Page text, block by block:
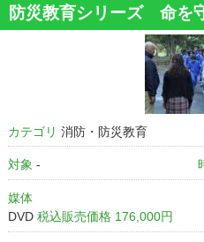
防災教育シリーズ 命を
カテゴリ 消防・防災教育
対象 -
媒体
DVD 税込販売価格 176,000円